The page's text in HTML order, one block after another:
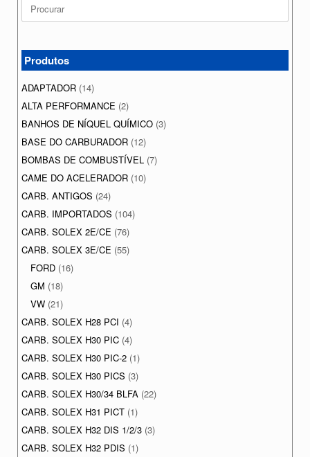
for:
Produtos
ADAPTADOR (14)
ALTA PERFORMANCE (2)
BANHOS DE NÍQUEL QUÍMICO (3)
BASE DO CARBURADOR (12)
BOMBAS DE COMBUSTÍVEL (7)
CAME DO ACELERADOR (10)
CARB. ANTIGOS (24)
CARB. IMPORTADOS (104)
CARB. SOLEX 2E/CE (76)
CARB. SOLEX 3E/CE (55)
FORD (16)
GM (18)
VW (21)
CARB. SOLEX H28 PCI (4)
CARB. SOLEX H30 PIC (4)
CARB. SOLEX H30 PIC-2 (1)
CARB. SOLEX H30 PICS (3)
CARB. SOLEX H30/34 BLFA (22)
CARB. SOLEX H31 PICT (1)
CARB. SOLEX H32 DIS 1/2/3 (3)
CARB. SOLEX H32 PDIS (1)